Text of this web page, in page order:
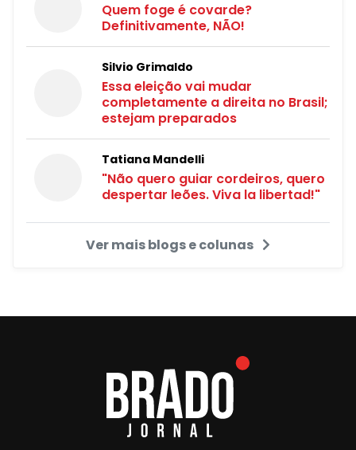
Quem foge é covarde?
Definitivamente, NÃO!
Silvio Grimaldo
Essa eleição vai mudar
completamente a direita no Brasil;
estejam preparados
Tatiana Mandelli
"Não quero guiar cordeiros, quero
despertar leões. Viva la libertad!"
Ver mais blogs e colunas